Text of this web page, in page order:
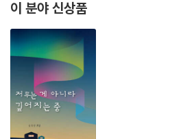
이 분야 신상품